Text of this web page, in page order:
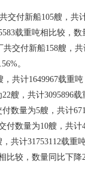
付新船105艘，共
载重吨相比较，
交付新船158艘，
。
共计1649967载重
艘，共计3095896
数量为5艘，共计
付数量为10艘，共计
共计31753112载重
比较，数量同比下